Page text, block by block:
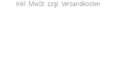
Inkl. MwSt. zzgl. Versandkosten